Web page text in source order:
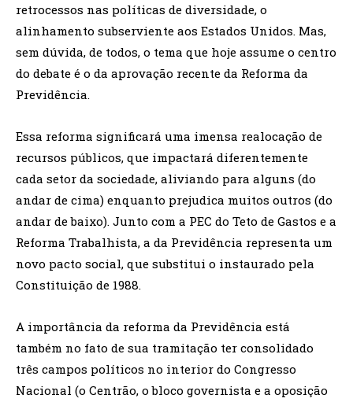
retrocessos nas políticas de diversidade, o
alinhamento subserviente aos Estados Unidos. Mas,
sem dúvida, de todos, o tema que hoje assume o centro
do debate é o da aprovação recente da Reforma da
Previdência.
Essa reforma significará uma imensa realocação de
recursos públicos, que impactará diferentemente
cada setor da sociedade, aliviando para alguns (do
andar de cima) enquanto prejudica muitos outros (do
andar de baixo). Junto com a PEC do Teto de Gastos e a
Reforma Trabalhista, a da Previdência representa um
novo pacto social, que substitui o instaurado pela
Constituição de 1988.
A importância da reforma da Previdência está
também no fato de sua tramitação ter consolidado
três campos políticos no interior do Congresso
Nacional (o Centrão, o bloco governista e a oposição